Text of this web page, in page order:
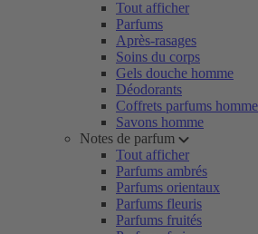
Tout afficher
Parfums
Après-rasages
Soins du corps
Gels douche homme
Déodorants
Coffrets parfums homme
Savons homme
Notes de parfum
Tout afficher
Parfums ambrés
Parfums orientaux
Parfums fleuris
Parfums fruités